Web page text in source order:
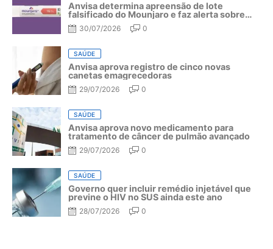
Anvisa determina apreensão de lote
falsificado do Mounjaro e faz alerta sobre
riscos do medicamento
30/07/2026 0
SAÚDE
Anvisa aprova registro de cinco novas
canetas emagrecedoras
29/07/2026 0
SAÚDE
Anvisa aprova novo medicamento para
tratamento de câncer de pulmão avançado
29/07/2026 0
SAÚDE
Governo quer incluir remédio injetável que
previne o HIV no SUS ainda este ano
28/07/2026 0